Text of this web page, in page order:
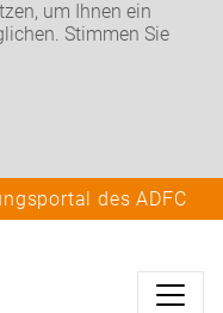
um Ihnen ein
Stimmen Sie
des ADFC